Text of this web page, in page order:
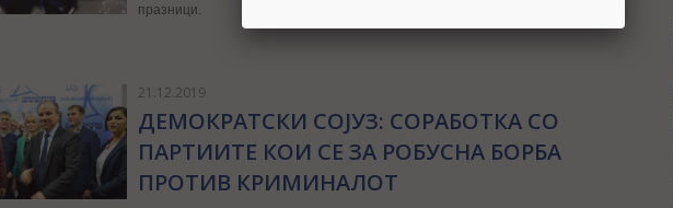
празници.
21.12.2019
ДЕМОКРАТСКИ СОЈУЗ: СОРАБОТКА СО
ПАРТИИТЕ КОИ СЕ ЗА РОБУСНА БОРБА
ПРОТИВ КРИМИНАЛОТ